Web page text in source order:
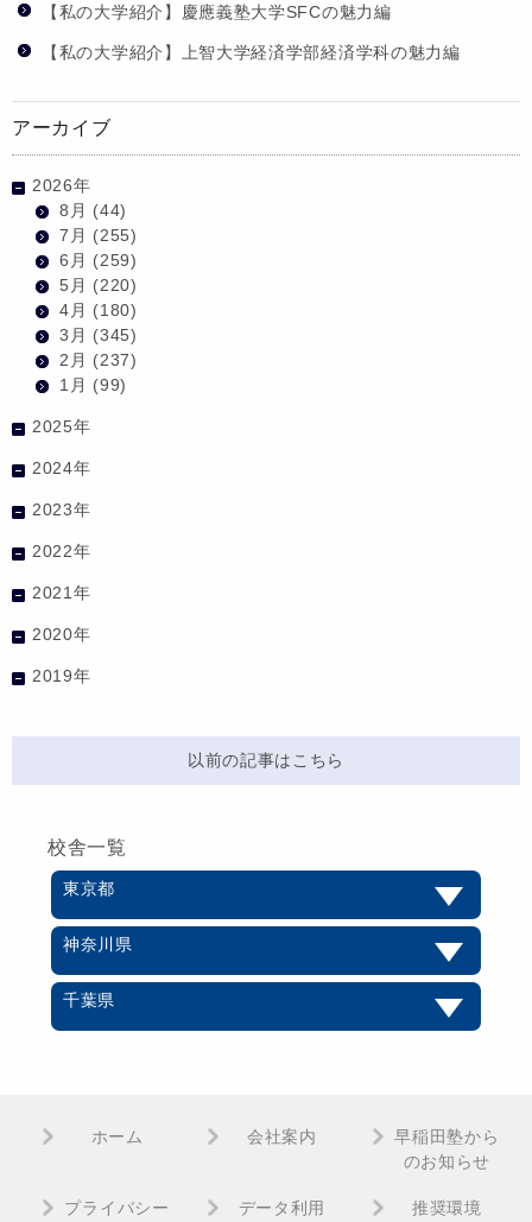
【私の大学紹介】慶應義塾大学SFCの魅力編
【私の大学紹介】上智大学経済学部経済学科の魅力編
アーカイブ
2026年
8月 (44)
7月 (255)
6月 (259)
5月 (220)
4月 (180)
3月 (345)
2月 (237)
1月 (99)
2025年
2024年
2023年
2022年
2021年
2020年
2019年
以前の記事はこちら
校舎一覧
東京都
神奈川県
千葉県
ホーム 会社案内
早稲田塾から
のお知らせ
プライバシー
データ利用 推奨環境